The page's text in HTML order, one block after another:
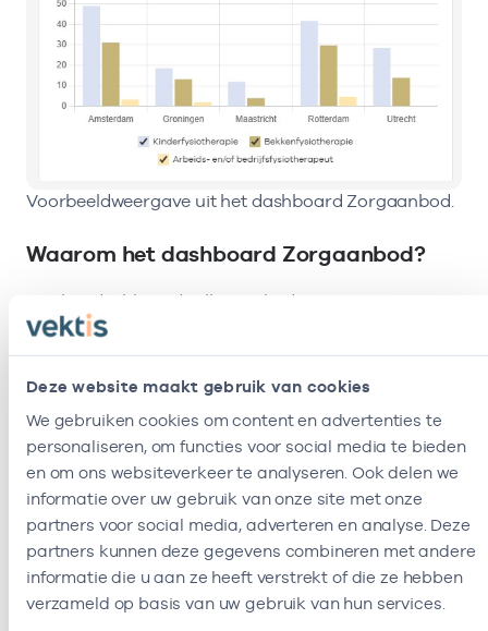
Deze website maakt gebruik van cookies
We gebruiken cookies om content en advertenties te
personaliseren, om functies voor social media te bieden
en om ons websiteverkeer te analyseren. Ook delen we
informatie over uw gebruik van onze site met onze
partners voor social media, adverteren en analyse. Deze
partners kunnen deze gegevens combineren met andere
informatie die u aan ze heeft verstrekt of die ze hebben
verzameld op basis van uw gebruik van hun services.
Voorbeeldweergave uit het dashboard Zorgaanbod.
Waarom het dashboard Zorgaanbod?
Met het dashboard willen wij bijdragen aan
oplossingen voor de uitdagingen in de zorg. De zorg
zorgpersoneel en stijgende kosten (zie IZA: Integraal
Zorg Akkoord). Zorg dichter bij huis en
samenwerking in de keten zijn speerpunten in het
IZA. De oplossingen en opgaven verschillen per
zorgsoort en per regio. En daarom is inzicht in het
regionale zorgaanbod nodig.
Bekijk het dashboard